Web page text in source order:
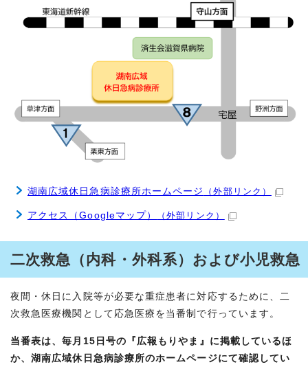
湖南広域休日急病診療所ホームページ （外部リンク）
アクセス（Googleマップ） （外部リンク）
二次救急（内科・外科系）および小児救急
夜間・休日に入院等が必要な重症患者に対応するために、二
次救急医療機関として応急医療を当番制で行っています。
当番表は、毎月15日号の『広報もりやま』に掲載しているほ
か、湖南広域休日急病診療所のホームページにて確認してい